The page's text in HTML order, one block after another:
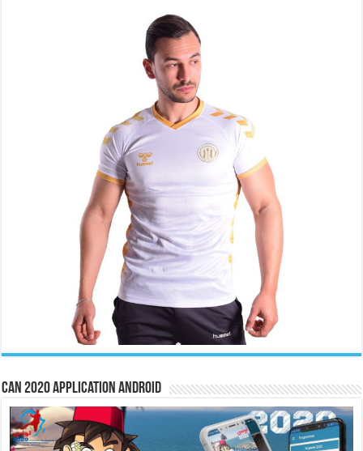
CAN 2020 Application Android